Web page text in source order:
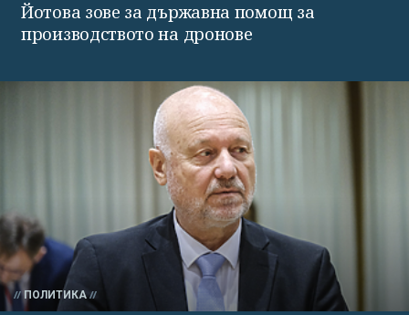
Йотова зове за държавна помощ за
производството на дронове
ПОЛИТИКА